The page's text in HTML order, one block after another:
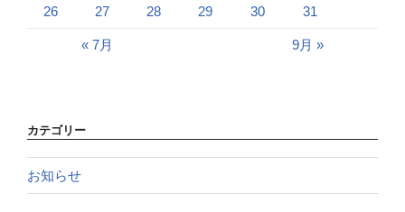
26 27 28 29 30 31
« 7月 9月 »
カテゴリー
お知らせ